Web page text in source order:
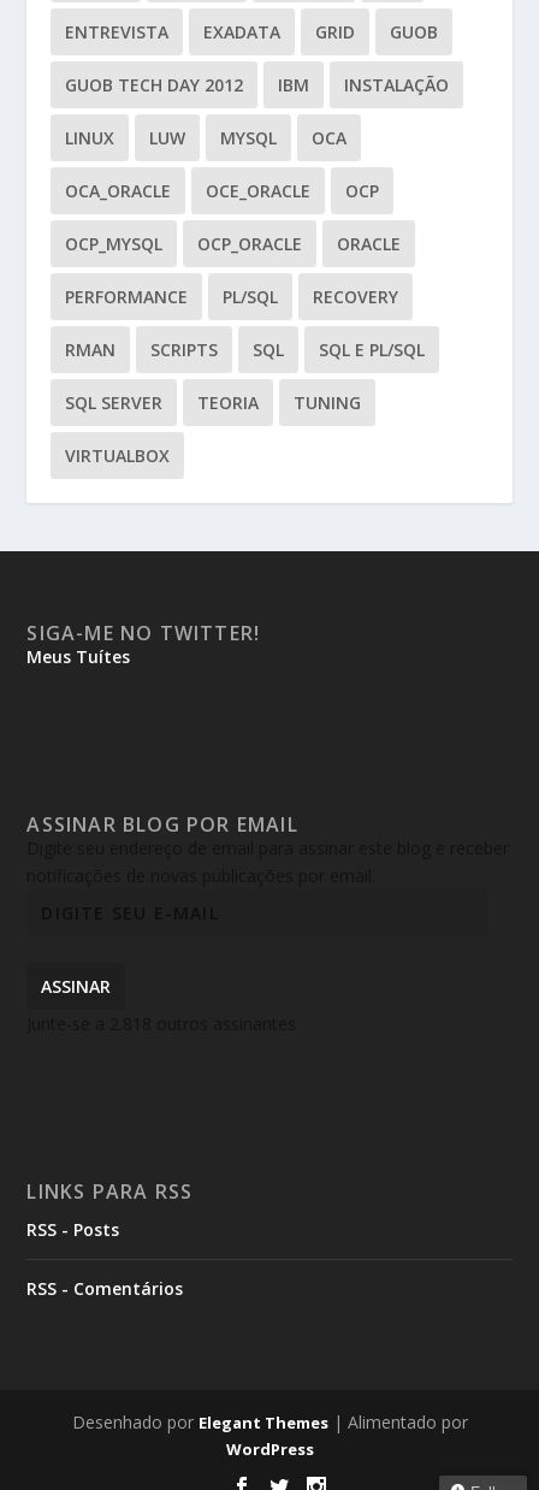
ENTREVISTA EXADATA GRID GUOB
GUOB TECH DAY 2012 IBM INSTALAÇÃO
LINUX LUW MYSQL OCA
OCA_ORACLE OCE_ORACLE OCP
OCP_MYSQL OCP_ORACLE ORACLE
PERFORMANCE PL/SQL RECOVERY
RMAN SCRIPTS SQL SQL E PL/SQL
SQL SERVER TEORIA TUNING
VIRTUALBOX
SIGA-ME NO TWITTER!
Meus Tuítes
ASSINAR BLOG POR EMAIL
ASSINAR
LINKS PARA RSS
RSS - Posts
RSS - Comentários
Desenhado por Elegant Themes| Alimentado por
WordPress